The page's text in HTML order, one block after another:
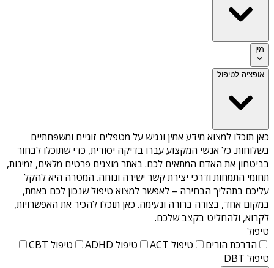
מין
אופציה לטיפול
כאן תוכלו למצוא מידע אמין ונגיש על מטפלים זוגיים ומשפחתיים
בשלוחות. כל אנשי המקצוע עברו בדיקה יסודית, כדי שתוכלו לבחור
בביטחון את האדם המתאים לכם. באתר מוצגים פרטים מלאים, זמינות,
תחומי התמחות ודרכי יצירת קשר ישירה ונוחה. המטרה היא להקל
עליכם בתהליך הבחירה – לאפשר למצוא טיפול שנכון לכם באמת,
במקום אחד, בצורה ברורה ונעימה. כאן תוכלו להכיר את האפשרויות,
לקרוא, ולהחליט בקצב שלכם.
טיפול
הדרכת הורים
טיפול ACT טיפול ADHD
טיפול CBT
טיפול DBT